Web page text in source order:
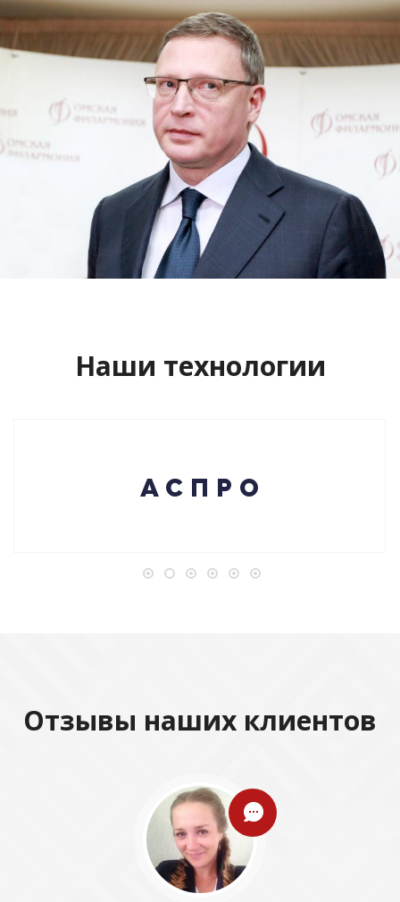
Сайт кандидата в губернаторы
Буркова Александра Леонидовича
Смотреть проект
Наши технологии
Отзывы наших клиентов